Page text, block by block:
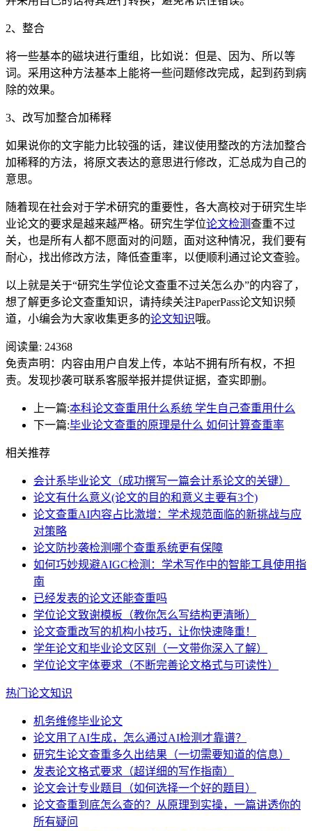
2、整合
将一些基本的磁块进行重组，比如说：但是、因为、所以等
词。采用这种方法基本上能将一些问题修改完成，起到药到病
除的效果。
3、改写加整合加稀释
如果说你的文字能力比较强的话，建议使用整改的方法加整合
加稀释的方法，将原文表达的意思进行修改，汇总成为自己的
意思。
随着现在社会对于学术研究的重要性，各大高校对于研究生毕
业论文的要求是越来越严格。研究生学位论文检测查重不过
关，也是所有人都不愿面对的问题，面对这种情况，我们要有
耐心，找出修改方法，降低查重率，以便顺利通过论文查验。
以上就是关于“研究生学位论文查重不过关怎么办”的内容了，
想了解更多论文查重知识，请持续关注PaperPass论文知识频
道，小编会为大家收集更多的论文知识哦。
阅读量: 24368
免责声明：内容由用户自发上传，本站不拥有所有权，不担
责。发现抄袭可联系客服举报并提供证据，查实即删。
上一篇:本科论文查重用什么系统 学生自己查重用什么
下一篇:毕业论文查重的原理是什么 如何计算查重率
相关推荐
会计系毕业论文（成功撰写一篇会计系论文的关键）
论文有什么意义(论文的目的和意义主要有3个)
论文查重AI内容占比激增：学术规范面临的新挑战与应
对策略
论文防抄袭检测哪个查重系统更有保障
如何巧妙规避AIGC检测：学术写作中的智能工具使用指
南
已经发表的论文还能查重吗
学位论文致谢模板（教你怎么写结构更清晰）
论文查重改写的机构小技巧，让你快速降重！
学年论文和毕业论文区别（一文带你深入了解）
学位论文字体要求（不断完善论文格式与可读性）
热门论文知识
机务维修毕业论文
论文用了AI生成，怎么通过AI检测才靠谱？
研究生论文查重多久出结果（一切需要知道的信息）
发表论文格式要求（超详细的写作指南）
论文会计专业题目（如何选择一个好的题目）
论文查重到底怎么查的？从原理到实操，一篇讲透你的
所有疑问